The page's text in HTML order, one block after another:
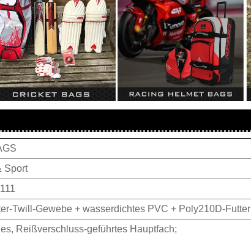
Sport
Twill-Gewebe + wasserdichtes PVC + Poly210D-Futter
Reißverschluss-geführtes Hauptfach;